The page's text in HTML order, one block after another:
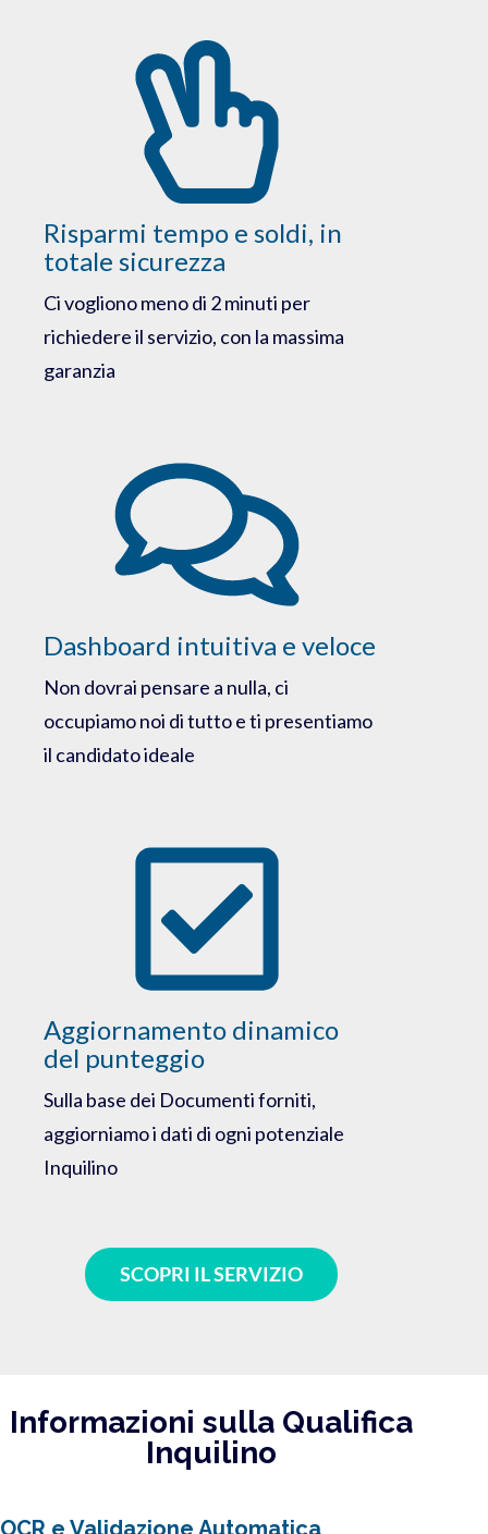
Risparmi tempo e soldi, in
totale sicurezza
Ci vogliono meno di 2 minuti per
richiedere il servizio, con la massima
garanzia
Dashboard intuitiva e veloce
Non dovrai pensare a nulla, ci
occupiamo noi di tutto e ti presentiamo
il candidato ideale
Aggiornamento dinamico
del punteggio
Sulla base dei Documenti forniti,
aggiorniamo i dati di ogni potenziale
Inquilino
SCOPRI IL SERVIZIO
Informazioni sulla Qualifica
Inquilino
OCR e Validazione Automatica